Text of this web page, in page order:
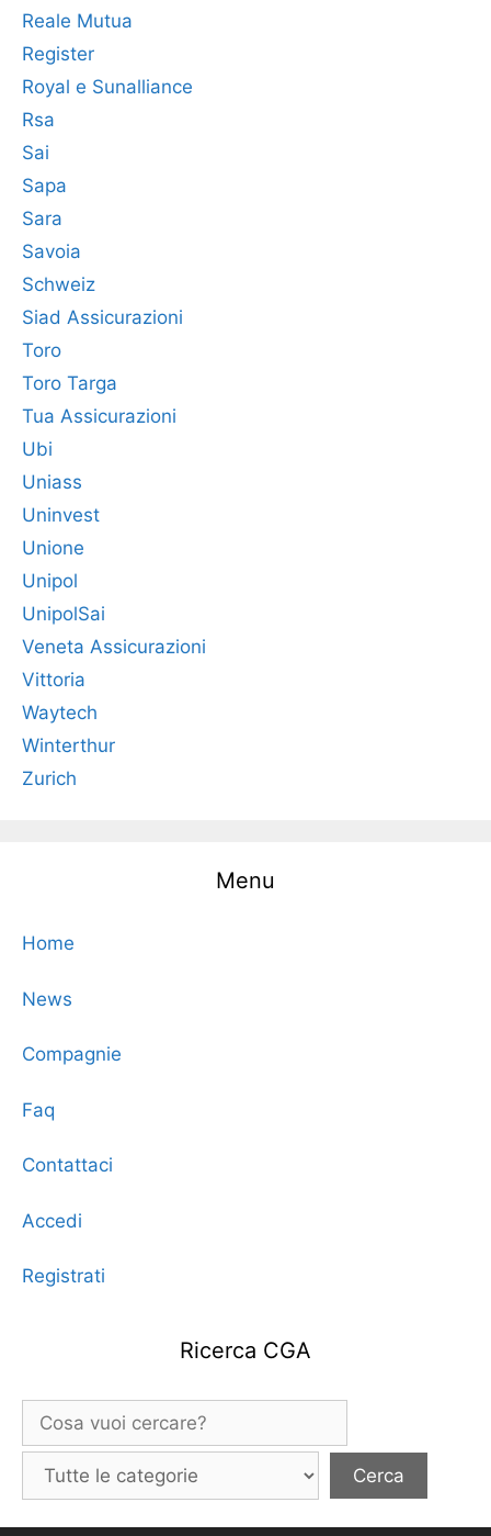
Reale Mutua
Register
Royal e Sunalliance
Rsa
Sai
Sapa
Sara
Savoia
Schweiz
Siad Assicurazioni
Toro
Toro Targa
Tua Assicurazioni
Ubi
Uniass
Uninvest
Unione
Unipol
UnipolSai
Veneta Assicurazioni
Vittoria
Waytech
Winterthur
Zurich
Menu
Home
News
Compagnie
Faq
Contattaci
Accedi
Registrati
Ricerca CGA